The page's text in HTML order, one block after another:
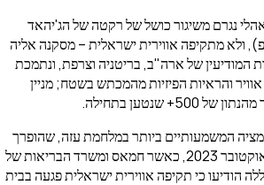
נגרם משיגור כושל של רקטה של הג'יהאד
ולא מתקיפה אווירית ישראלית – מסקנה אליה
המודיעין של ארה"ב, בריטניה וצרפת, ונתמכת
אוויר והראיות הפיזיות מהמכתש בשטח; מניין
שנטען בתחילה.
המשמעותיים ביותר במלחמת עזה, שהופרך
במהירות, התפרץ ב-17 באוקטובר 2023, כאשר חמאס ומשרד הבריאות של
הודיעו כי תקיפה אווירית ישראלית פגעה בבית